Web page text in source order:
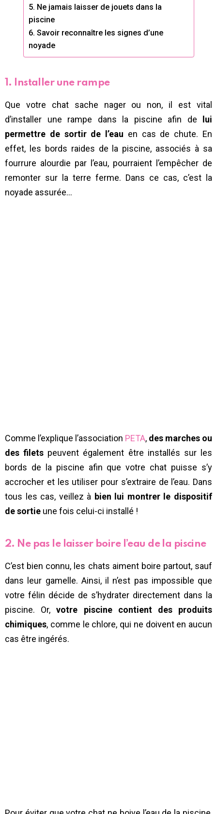
5. Ne jamais laisser de jouets dans la
piscine
6. Savoir reconnaître les signes d’une
noyade
1. Installer une rampe
Que votre chat sache nager ou non, il est vital
d’installer une rampe dans la piscine afin de
lui
permettre de sortir de l’eau en cas de chute. En
effet, les bords raides de la piscine, associés à sa
fourrure alourdie par l’eau, pourraient l’empêcher de
remonter sur la terre ferme. Dans ce cas, c’est la
noyade assurée…
Comme l’explique l’association PETA, des marches ou
des filets peuvent également être installés sur les
bords de la piscine afin que votre chat puisse s’y
accrocher et les utiliser pour s’extraire de l’eau. Dans
tous les cas, veillez à bien lui montrer le dispositif
de sortie une fois celui-ci installé !
2. Ne pas le laisser boire l’eau de la piscine
C’est bien connu, les chats aiment boire partout, sauf
dans leur gamelle. Ainsi, il n’est pas impossible que
votre félin décide de s’hydrater directement dans la
piscine. Or,votre piscine contient des produits
chimiques, comme le chlore, qui ne doivent en aucun
cas être ingérés.